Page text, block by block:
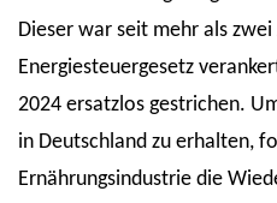
Dieser war seit mehr als
Energiesteuergesetz
2024 ersatzlos gestrichen.
in Deutschland zu erhalten,
Ernährungsindustrie die